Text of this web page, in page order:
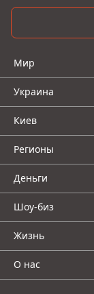
Мир
Украина
Киев
Регионы
Деньги
Шоу-биз
Жизнь
О нас